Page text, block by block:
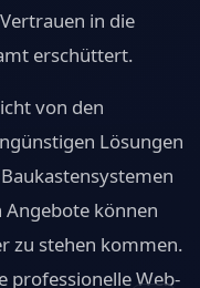
in die
erschüttert.
von den
Lösungen
Angebote können
zu stehen kommen.
professionelle Web-